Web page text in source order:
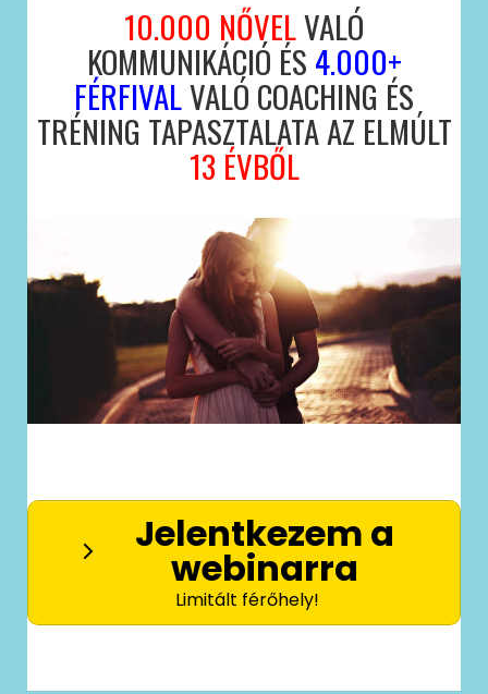
10.000 NŐVELVALÓ
KOMMUNIKÁCIÓ ÉS 4.000+
FÉRFIVALVALÓ COACHING ÉS
TRÉNING TAPASZTALATA AZ ELMÚLT
13 ÉVBŐL
Jelentkezem a
webinarra
Limitált férőhely!